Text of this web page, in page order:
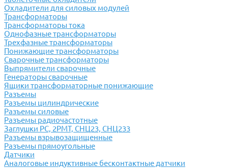
Охладители для силовых модулей
Трансформаторы
Трансформаторы тока
Однофазные трансформаторы
Трехфазные трансформаторы
Понижающие трансформаторы
Сварочные трансформаторы
Выпрямители сварочные
Генераторы сварочные
Ящики трансформаторные понижающие
Разъемы
Разъемы цилиндрические
Разъемы силовые
Разъемы радиочастотные
Заглушки РС, 2РМТ, СНЦ23, СНЦ233
Разъемы взрывозащищенные
Разъемы прямоугольные
Датчики
Аналоговые индуктивные бесконтактные датчики